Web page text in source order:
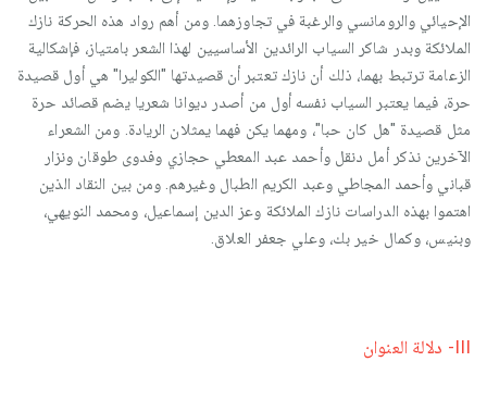
الإحيائي والرومانسي والرغبة في تجاوزهما. ومن أهم رواد هذه الحركة نازك
الملائكة وبدر شاكر السياب الرائدين الأساسيين لهذا الشعر بامتياز، فإشكالية
الزعامة ترتبط بهما، ذلك أن نازك تعتبر أن قصيدتها "الكوليرا" هي أول قصيدة
حرة، فيما يعتبر السياب نفسه أول من أصدر ديوانا شعريا يضم قصائد حرة
مثل قصيدة "هل كان حبا"، ومهما يكن فهما يمثلان الريادة. ومن الشعراء
الآخرين نذكر أمل دنقل وأحمد عبد المعطي حجازي وفدوى طوقان ونزار
قباني وأحمد المجاطي وعبد الكريم الطبال وغيرهم. ومن بين النقاد الذين
اهتموا بهذه الدراسات نازك الملائكة وعز الدين إسماعيل، ومحمد النويهي،
وبنيس، وكمال خير بك، وعلي جعفر العلاق.
III- دلالة العنوان